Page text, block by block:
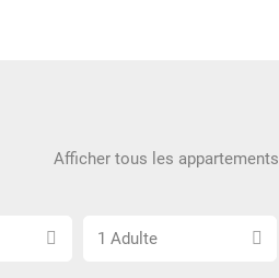
Afficher tous les appartements
Choisissez
1 Adulte